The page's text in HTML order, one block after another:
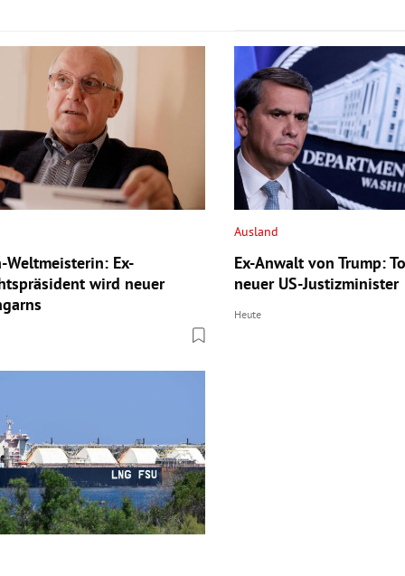
Weltmeisterin: Ex-
wird neuer
Ausland
Ex-Anwalt von Trump:
neuer US-Justizminister
Heute